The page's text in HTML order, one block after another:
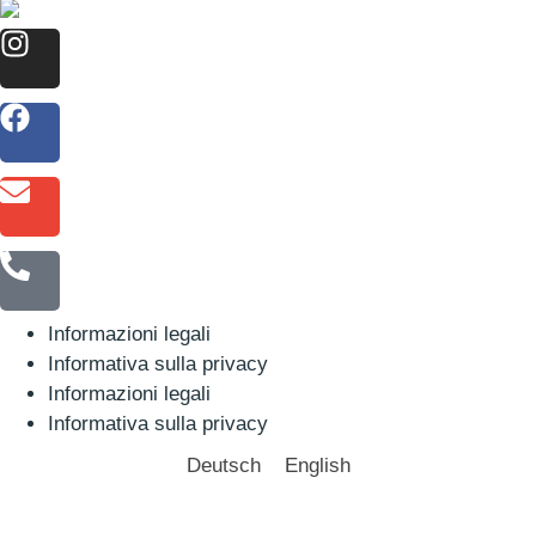
Informazioni legali
Informativa sulla privacy
Informazioni legali
Informativa sulla privacy
Deutsch
English